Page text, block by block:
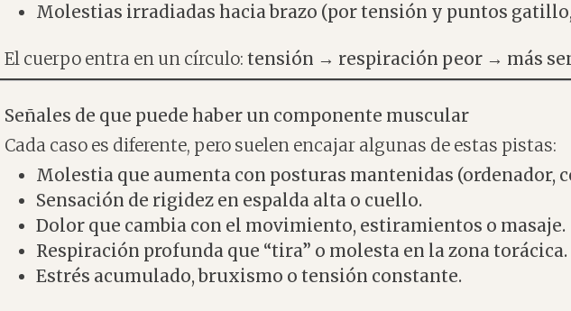
Molestias irradiadas hacia brazo (por tensión y puntos
El cuerpo entra en un círculo: tensión → respiración peor → más
Señales de que puede haber un componente muscular
Cada caso es diferente, pero suelen encajar algunas de estas pistas:
Molestia que aumenta con posturas mantenidas (ordenador,
Sensación de rigidez en espalda alta o cuello.
Dolor que cambia con el movimiento, estiramientos o masaje.
Respiración profunda que “tira” o molesta en la zona torácica.
Estrés acumulado, bruxismo o tensión constante.